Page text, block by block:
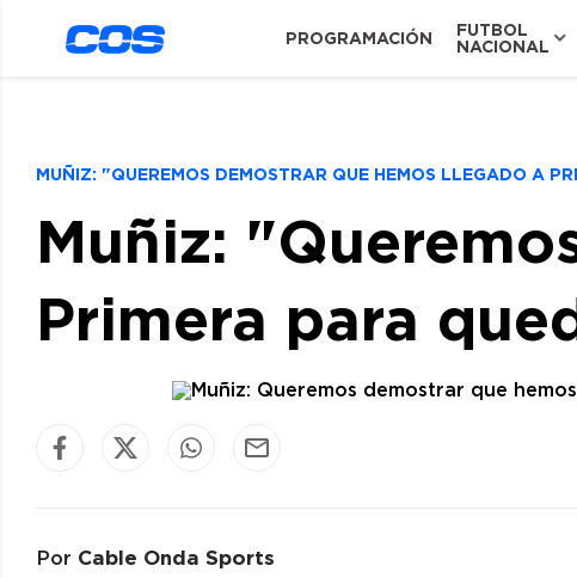
PROGRAMACIÓN
FUTBOL
NACIONAL
MUÑIZ: "QUEREMOS DEMOSTRAR QUE HEMOS LLEGADO A
Muñiz:
Primera para
Por Cable Onda Sports